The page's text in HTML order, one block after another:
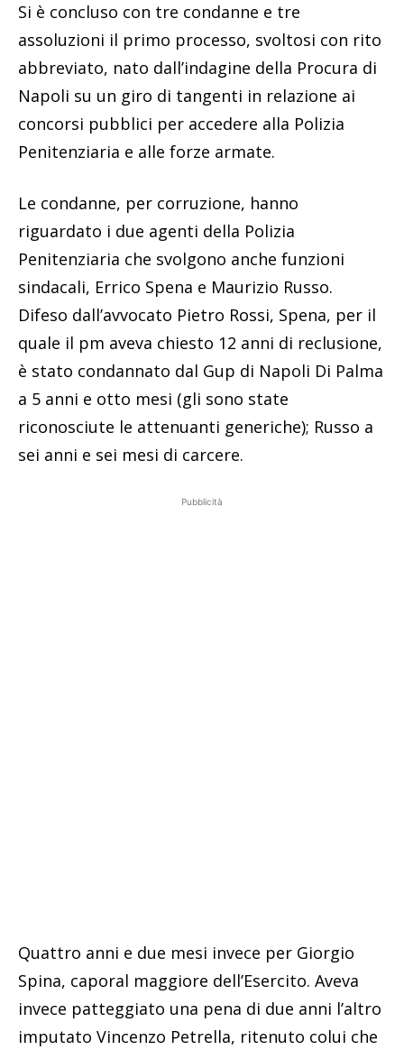
Si è concluso con tre condanne e tre
assoluzioni il primo processo, svoltosi con rito
abbreviato, nato dall’indagine della Procura di
Napoli su un giro di tangenti in relazione ai
concorsi pubblici per accedere alla Polizia
Penitenziaria e alle forze armate.
Le condanne, per corruzione, hanno
riguardato i due agenti della Polizia
Penitenziaria che svolgono anche funzioni
sindacali, Errico Spena e Maurizio Russo.
Difeso dall’avvocato Pietro Rossi, Spena, per il
quale il pm aveva chiesto 12 anni di reclusione,
è stato condannato dal Gup di Napoli Di Palma
a 5 anni e otto mesi (gli sono state
riconosciute le attenuanti generiche); Russo a
sei anni e sei mesi di carcere.
Pubblicità
Quattro anni e due mesi invece per Giorgio
Spina, caporal maggiore dell’Esercito. Aveva
invece patteggiato una pena di due anni l’altro
imputato Vincenzo Petrella, ritenuto colui che